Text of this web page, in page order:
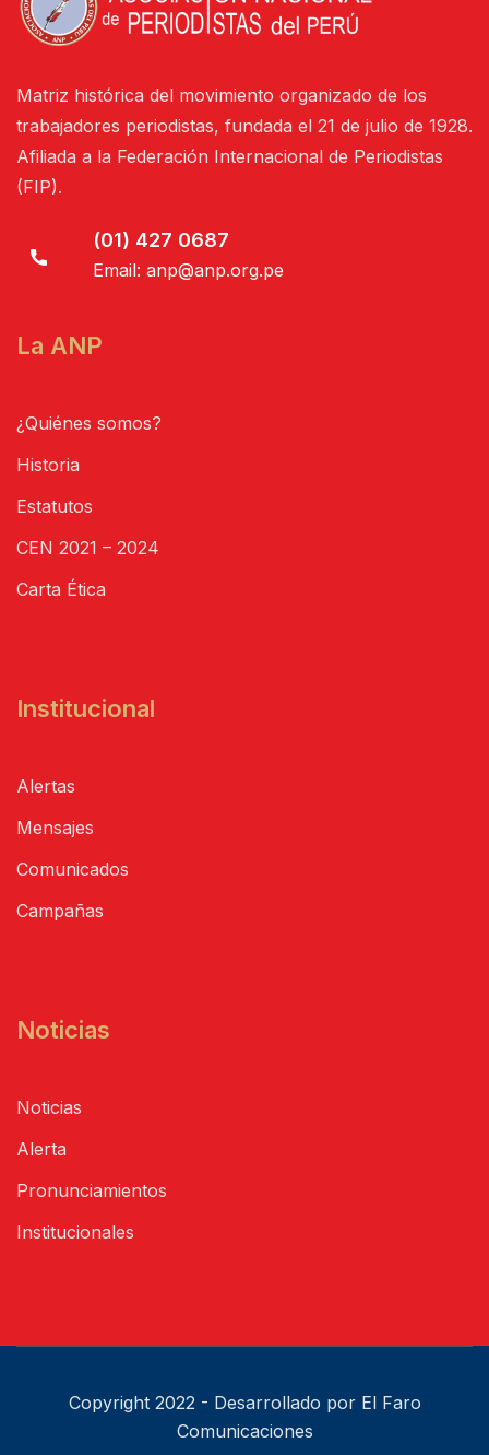
Matriz histórica del movimiento organizado de los
trabajadores periodistas, fundada el 21 de julio de 1928.
Afiliada a la Federación Internacional de Periodistas
(FIP).
(01) 427 0687
Email: anp@anp.org.pe
La ANP
¿Quiénes somos?
Historia
Estatutos
CEN 2021 – 2024
Carta Ética
Institucional
Alertas
Mensajes
Comunicados
Campañas
Noticias
Noticias
Alerta
Pronunciamientos
Institucionales
Copyright 2022 - Desarrollado por El Faro
Comunicaciones